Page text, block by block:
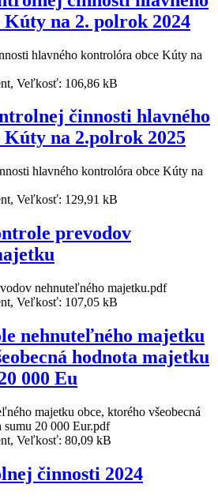
na 2. polrok 2024
hlavného kontrolóra obce Kúty na
Veľkosť: 106,86 kB
činnosti hlavného
na 2.polrok 2025
hlavného kontrolóra obce Kúty na
Veľkosť: 129,91 kB
prevodov
nehnuteľného majetku.pdf
Veľkosť: 107,05 kB
nehnuteľného majetku
hodnota majetku
000 Eu
majetku obce, ktorého všeobecná
sumu 20 000 Eur.pdf
Veľkosť: 80,09 kB
činnosti 2024